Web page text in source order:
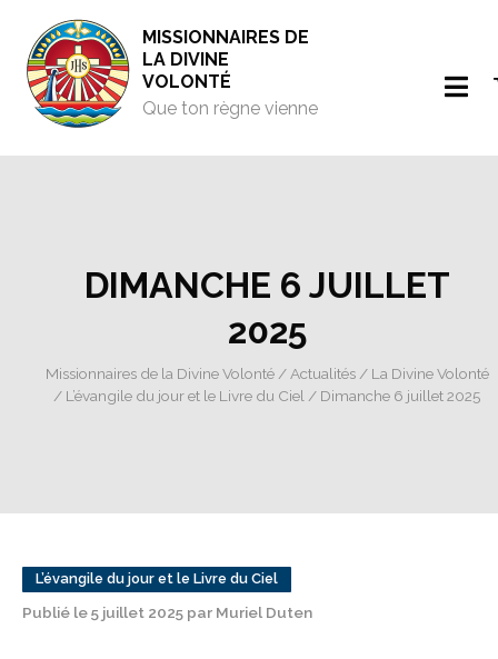
MISSIONNAIRES DE
LA DIVINE
VOLONTÉ
Que ton règne vienne
DIMANCHE 6 JUILLET
2025
Missionnaires de la Divine Volonté/ Actualités/ La Divine Volonté
/ L’évangile du jour et le Livre du Ciel / Dimanche 6 juillet 2025
L’évangile du jour et le Livre du Ciel
Publié le 5 juillet 2025 par Muriel Duten